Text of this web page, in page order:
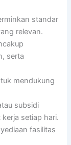
standar
relevan.
serta
mendukung
subsidi
setiap hari.
fasilitas